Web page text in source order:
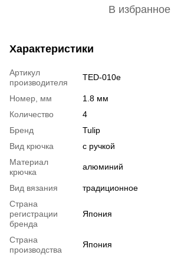
В избранное
Характеристики
Артикул
производителя
TED-010e
Номер, мм
1.8 мм
Количество
4
Бренд
Tulip
Вид крючка
с ручкой
Материал
крючка
алюминий
Вид вязания
традиционное
Страна
регистрации
бренда
Япония
Страна
производства
Япония